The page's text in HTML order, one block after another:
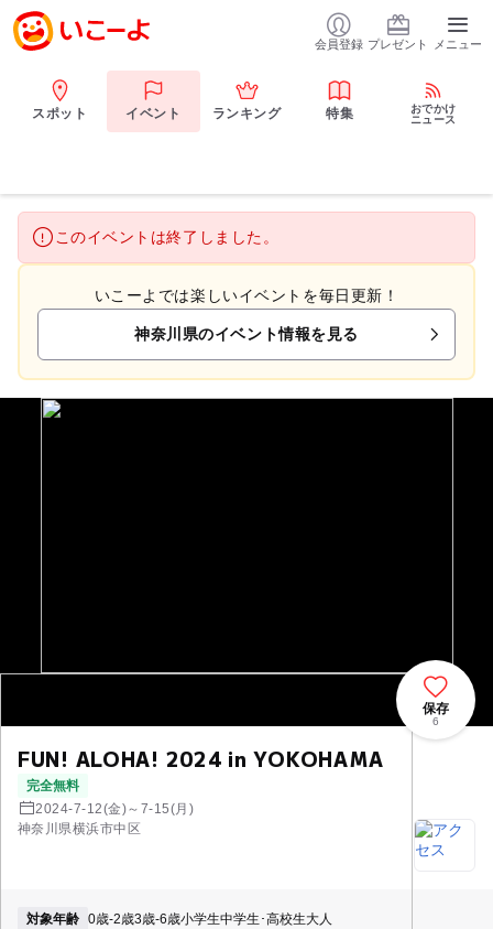
会員登録 プレゼント メニュー
スポット イベント ランキング 特集
おでかけ
ニュース
このイベントは終了しました。
いこーよでは楽しいイベントを毎日更新！
神奈川県のイベント情報を見る
FUN! ALOHA! 2024 in YOKOHAMA
完全無料
2024-7-12(金)～7-15(月)
神奈川県横浜市中区
保存
6
対象年齢 0歳-2歳3歳-6歳小学生中学生･高校生大人